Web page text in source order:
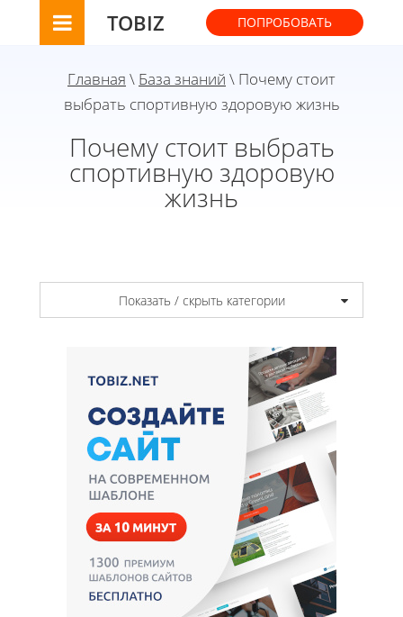
TOBIZ ПОПРОБОВАТЬ
Главная \ База знаний \ Почему стоит
выбрать спортивную здоровую жизнь
Почему стоит выбрать
спортивную здоровую
жизнь
Показать / скрыть категории